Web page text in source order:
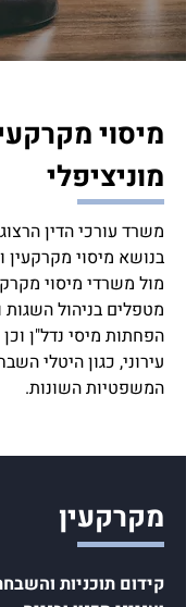
מיסוי
מוניציפלי
משרד עורכי הדין
בנושא מיסוי מקרקעין
מול משרדי מיסוי
מטפלים בניהול
הפחתות מיסי נדל"ן
עירוני, כגון היטלי
המשפטיות השונות.
מקרקעין
קידום תוכניות